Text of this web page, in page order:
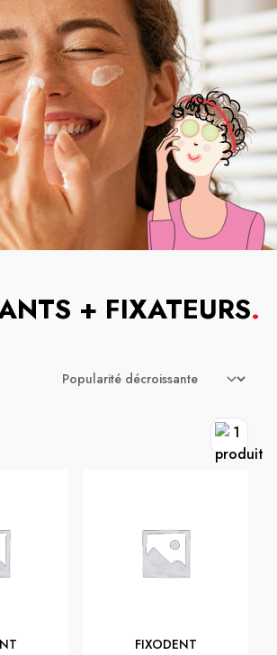
+ FIXATEURS.
FIXODENT